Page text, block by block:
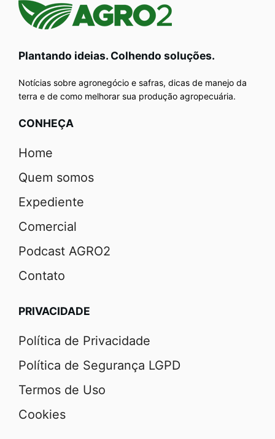
Plantando ideias. Colhendo soluções.
Notícias sobre agronegócio e safras, dicas de manejo da
terra e de como melhorar sua produção agropecuária.
CONHEÇA
Home
Quem somos
Expediente
Comercial
Podcast AGRO2
Contato
PRIVACIDADE
Política de Privacidade
Política de Segurança LGPD
Termos de Uso
Cookies